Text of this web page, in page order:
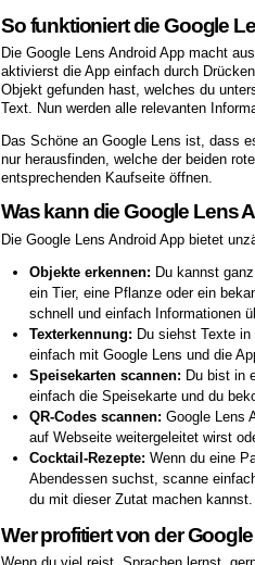
So funktioniert die Google
Die Google Lens Android App macht
aktivierst die App einfach durch
Objekt gefunden hast, welches du
Text. Nun werden alle relevanten
Das Schöne an Google Lens ist, dass
nur herausfinden, welche der beiden
entsprechenden Kaufseite öffnen.
Was kann die Google Lens
Die Google Lens Android App bietet
Objekte erkennen: Du kannst
ein Tier, eine Pflanze oder ein
schnell und einfach Informationen
Texterkennung: Du siehst Texte
einfach mit Google Lens und die
Speisekarten scannen: Du bist in
einfach die Speisekarte und du
QR-Codes scannen: Google Lens
auf Webseite weitergeleitet wirst
Cocktail-Rezepte: Wenn du eine
Abendessen suchst, scanne
du mit dieser Zutat machen kannst.
Wer profitiert von der